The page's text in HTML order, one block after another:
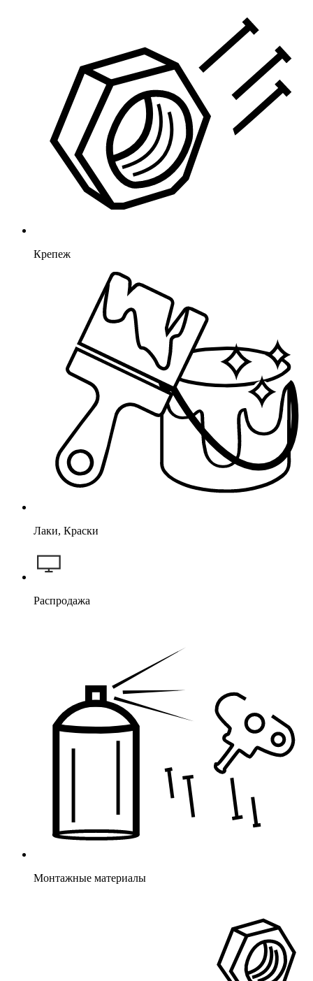
Крепеж
Лаки, Краски
Распродажа
Монтажные материалы